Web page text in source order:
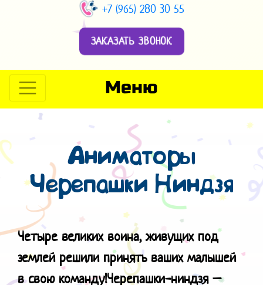
+7 (965) 280 30 55
ЗАКАЗАТЬ ЗВОНОК
Меню
Аниматоры
Черепашки Ниндзя
Четыре великих воина, живущих под
землей решили принять ваших малышей
в свою команду!Черепашки-ниндзя –